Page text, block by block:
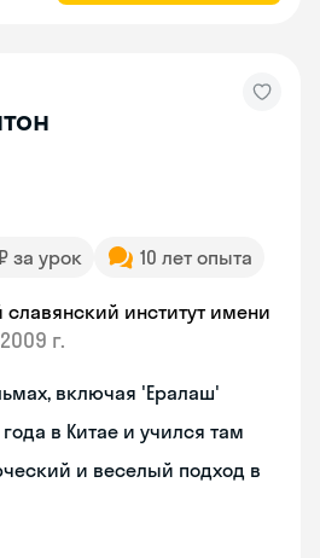
за урок 10 лет опыта
институт имени
2009 г.
включая 'Ералаш'
в Китае и учился там
и веселый подход в